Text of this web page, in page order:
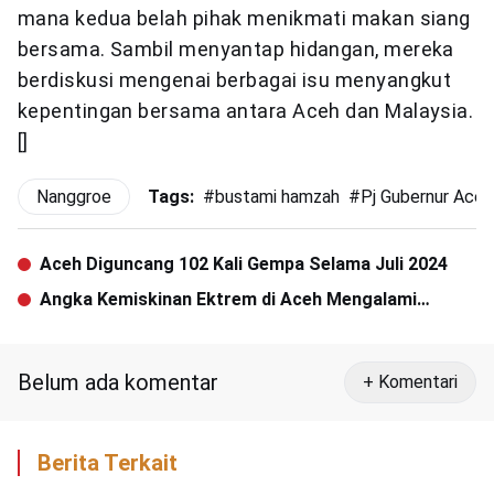
mana kedua belah pihak menikmati makan siang
bersama. Sambil menyantap hidangan, mereka
berdiskusi mengenai berbagai isu menyangkut
kepentingan bersama antara Aceh dan Malaysia.
[]
Nanggroe Tags: #bustami hamzah #Pj Gubernur Aceh
Aceh Diguncang 102 Kali Gempa Selama Juli 2024
Angka Kemiskinan Ektrem di Aceh Mengalami
Belum ada komentar + Komentari
Berita Terkait